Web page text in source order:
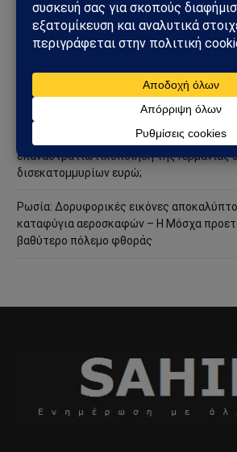
Μέγαρα: Γυναίκα παρασύρθηκε από συρμό
Ανασύρθηκε χωρίς τις αισθήσεις της
ΗΠΑ – Ιράν: Νέος γύρος αμερικανικών
ιρανική πυραυλική επίθεση – Η Μέση
ακόμη πιο επικίνδυνη φάση
Ανάλυση Andrew Korybko: Τι οδηγεί την
επαναστρατιωτικοποίηση της Γερμανίας
δισεκατομμυρίων ευρώ;
Ρωσία: Δορυφορικές εικόνες
καταφύγια αεροσκαφών – Η Μόσχα
βαθύτερο πόλεμο φθοράς